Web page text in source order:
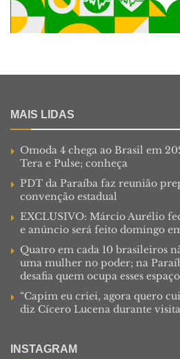
MAIS LIDAS
Omoda 4 chega ao Brasil em
Tera e Pulse; conheça
PDT da Paraíba faz reunião
convenção estadual
EXCLUSIVO: Márcio Aurélio
e anúncio será feito domingo
Quatro em cada 10 brasileiros
uma mulher no poder; na
desafia quem ocupa esses
“Capim eu criei, agora quero
diz Cícero Lucena durante
INSTAGRAM